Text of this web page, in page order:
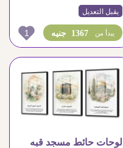
يقبل التعديل
1367 جنيه يبدأ من 1
لوحات حائط مسجد قبه